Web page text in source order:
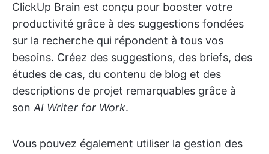
ClickUp Brain est conçu pour booster votre
productivité grâce à des suggestions fondées
sur la recherche qui répondent à tous vos
besoins. Créez des suggestions, des briefs, des
études de cas, du contenu de blog et des
descriptions de projet remarquables grâce à
son AI Writer for Work.
Vous pouvez également utiliser la gestion des